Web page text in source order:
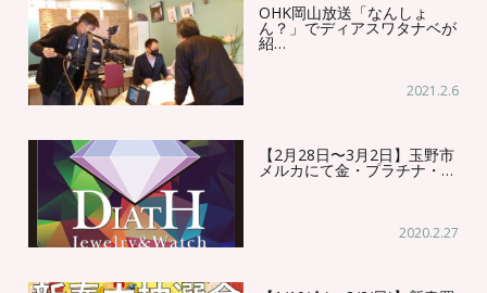
OHK岡山放送「なんしょ
ん？」でディアスワタナベが
紹…
2021.2.6
【2月28日〜3月2日】玉野市
メルカにて金・プラチナ・…
2020.2.27